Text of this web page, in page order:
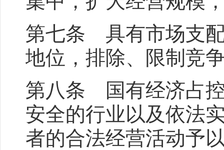
第七条 具有市场支
地位，排除、限制竞
第八条 国有经济占
安全的行业以及依法
者的合法经营活动予